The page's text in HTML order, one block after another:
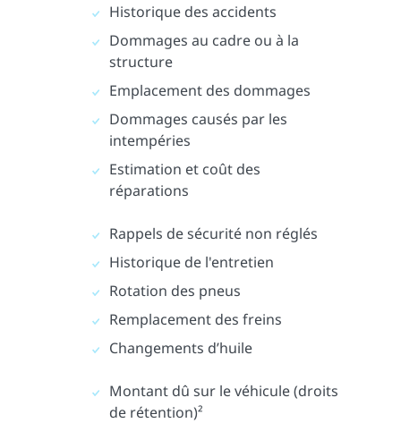
Historique des accidents
Dommages au cadre ou à la
structure
Emplacement des dommages
Dommages causés par les
intempéries
Estimation et coût des
réparations
Rappels de sécurité non réglés
Historique de l'entretien
Rotation des pneus
Remplacement des freins
Changements d’huile
Montant dû sur le véhicule (droits
de rétention)²